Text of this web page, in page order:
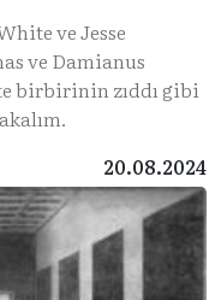
ve Jesse
ve Damianus
birbirinin zıddı gibi
20.08.2024